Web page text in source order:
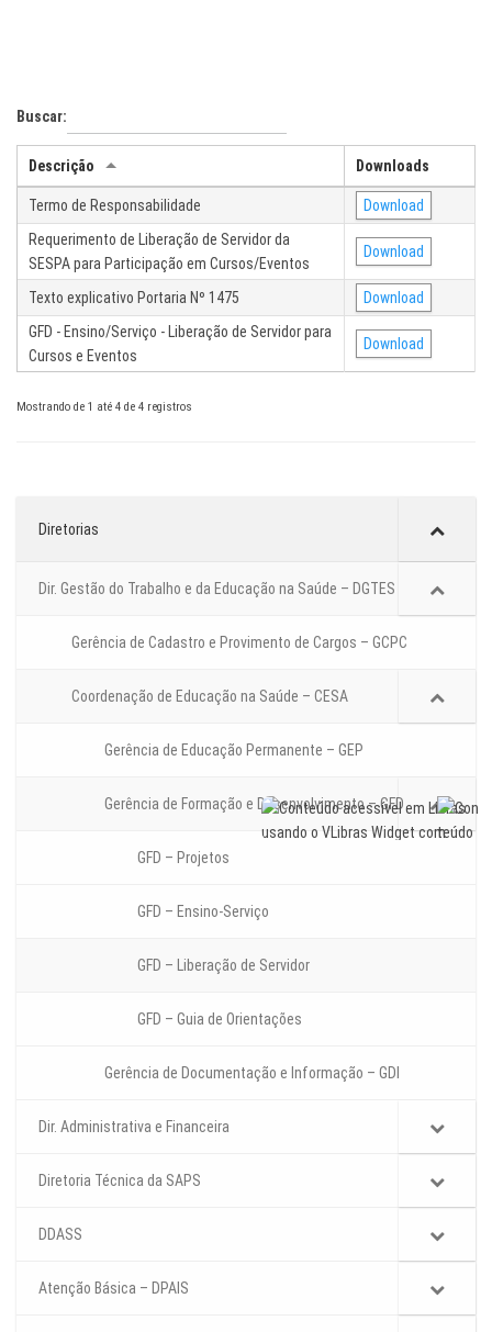
Buscar:
Descrição Downloads
Termo de Responsabilidade
Download
Requerimento de Liberação de Servidor da
SESPA para Participação em Cursos/Eventos
Download
Texto explicativo Portaria Nº 1475
Download
GFD - Ensino/Serviço - Liberação de Servidor para
Cursos e Eventos
Download
Mostrando de 1 até 4 de 4 registros
Diretorias
Dir. Gestão do Trabalho e da Educação na Saúde – DGTES
Gerência de Cadastro e Provimento de Cargos – GCPC
Coordenação de Educação na Saúde – CESA
Gerência de Educação Permanente – GEP
Gerência de Formação e Desenvolvimento – GFD
GFD – Projetos
GFD – Ensino-Serviço
GFD – Liberação de Servidor
GFD – Guia de Orientações
Gerência de Documentação e Informação – GDI
Dir. Administrativa e Financeira
Diretoria Técnica da SAPS
DDASS
Atenção Básica – DPAIS